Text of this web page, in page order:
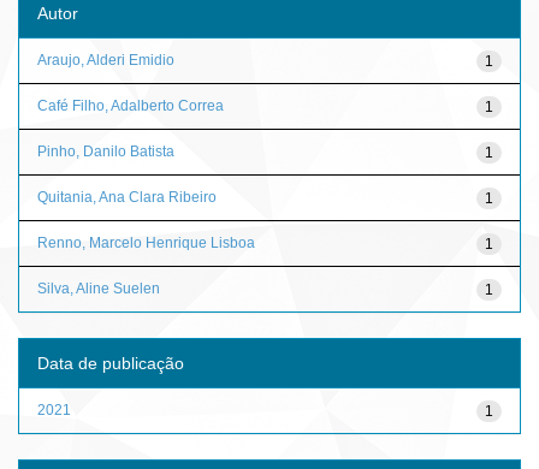
Autor
1
Araujo, Alderi Emidio
1
Café Filho, Adalberto Correa
1
Pinho, Danilo Batista
1
Quitania, Ana Clara Ribeiro
1
Renno, Marcelo Henrique Lisboa
1
Silva, Aline Suelen
Data de publicação
1
2021